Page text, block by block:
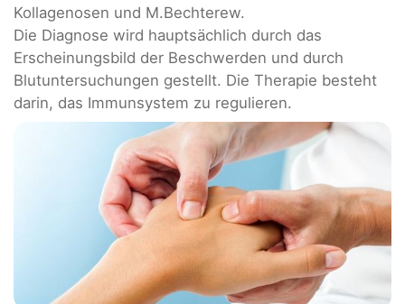
Kollagenosen und M.Bechterew.
Die Diagnose wird hauptsächlich durch das
Erscheinungsbild der Beschwerden und durch
Blutuntersuchungen gestellt. Die Therapie besteht
darin, das Immunsystem zu regulieren.